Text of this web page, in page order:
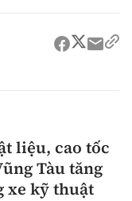
liệu, cao tốc
Tàu tăng
xe kỹ thuật